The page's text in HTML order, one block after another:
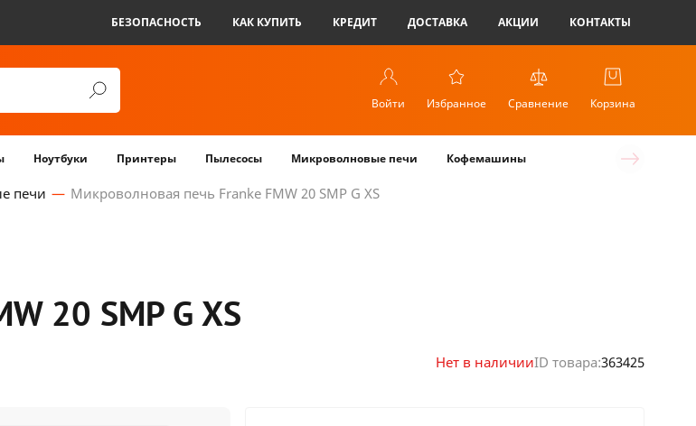
БЕЗОПАСНОСТЬ КАК КУПИТЬ КРЕДИТ ДОСТАВКА АКЦИИ КОНТАКТЫ
Войти
Избранное Сравнение Корзина
Ноутбуки Принтеры Пылесосы Микроволновые печи Кофемашины
печи Микроволновая печь Franke FMW 20 SMP G XS
20 SMP G XS
Нет в наличииID товара:363425